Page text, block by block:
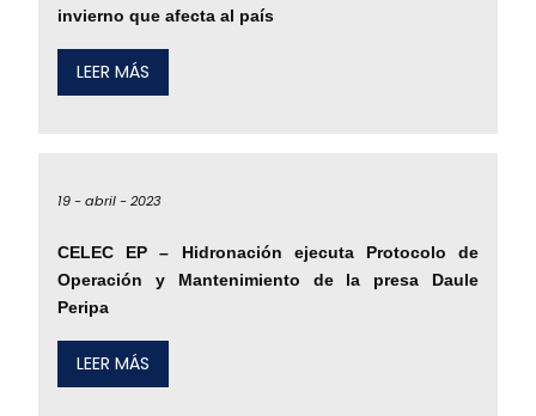
invierno que afecta al país
LEER MÁS
19 -abril -2023
CELEC EP – Hidronación ejecuta Protocolo de
Operación y Mantenimiento de la presa Daule
Peripa
LEER MÁS